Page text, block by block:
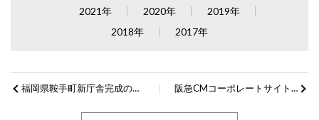
2021年
2020年
2019年
2018年
2017年
福岡県鞍手町新庁舎完成のお知らせ 阪急CMコーポレートサイト LIBRARYページOPENのお知らせ